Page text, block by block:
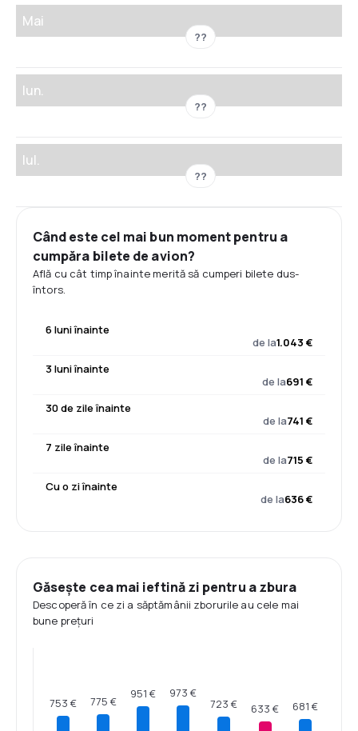
Mai
??
Iun.
??
Iul.
??
Când este cel mai bun moment pentru a
cumpăra bilete de avion?
Află cu cât timp înainte merită să cumperi bilete dus-
întors.
6 luni înainte
de la1.043 €
3 luni înainte
de la691 €
30 de zile înainte
de la741 €
7 zile înainte
de la715 €
Cu o zi înainte
de la636 €
Găsește cea mai ieftină zi pentru a zbura
Descoperă în ce zi a săptămânii zborurile au cele mai
bune prețuri
753 € 775 €
951 € 973 €
723 € 633 € 681 €